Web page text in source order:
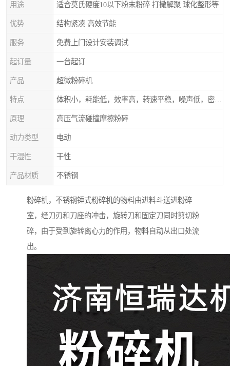
用途 适合莫氏硬度10以下粉末粉碎 打撒解聚 球化整形等
优势 结构紧凑 高效节能
服务 免费上门设计安装调试
起订量 一台起订
产品 超微粉碎机
特点
原理 高压气流碰撞摩擦粉碎
动力类型 电动
干湿性 干性
产品材质 不锈钢
粉碎机，不锈钢锤式粉碎机的物料由进料斗送进粉碎
室，经刀刃和刀座的冲击，旋转刀和固定刀同时剪切粉
碎，由于受到旋转离心力的作用，物料自动从出口处流
出。